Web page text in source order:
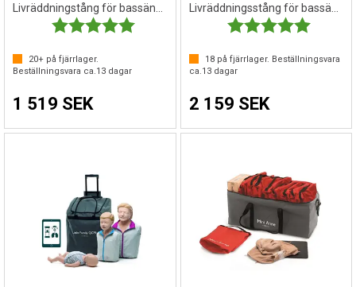
Betyg:
5.0 utav 5 stjärnor
20+ på fjärrlager.
Beställningsvara ca.13 dagar
1 519 SEK
Betyg:
18på fjärrlager. Beställningsvara
ca.13dagar
2 159 SEK